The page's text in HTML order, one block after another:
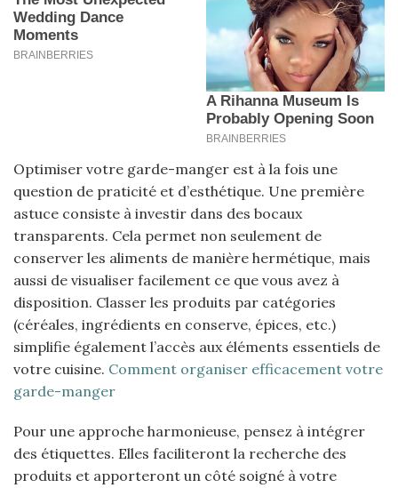
Optimiser votre garde-manger est à la fois une
question de praticité et d’esthétique. Une première
astuce consiste à investir dans des bocaux
transparents. Cela permet non seulement de
conserver les aliments de manière hermétique, mais
aussi de visualiser facilement ce que vous avez à
disposition. Classer les produits par catégories
(céréales, ingrédients en conserve, épices, etc.)
simplifie également l’accès aux éléments essentiels de
votre cuisine. Comment organiser efficacement votre
garde-manger
Pour une approche harmonieuse, pensez à intégrer
des étiquettes. Elles faciliteront la recherche des
produits et apporteront un côté soigné à votre